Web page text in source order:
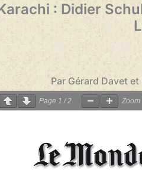
: Didier
Par Gérard Davet
Page 1 /2 Zoom